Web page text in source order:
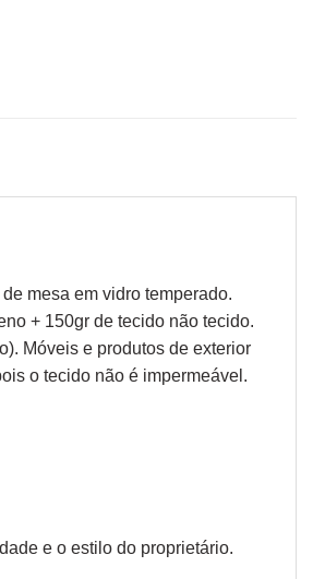
mesa em vidro temperado.
+ 150gr de tecido não tecido.
Móveis e produtos de exterior
o tecido não é impermeável.
e o estilo do proprietário.